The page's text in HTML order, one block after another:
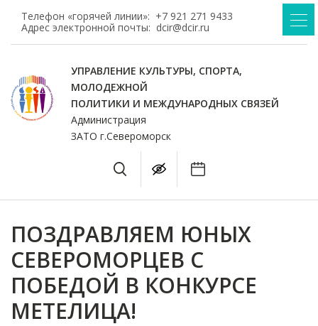
Телефон «горячей линии»: +7 921 271 9433
Адрес электронной почты: dcir@dcir.ru
УПРАВЛЕНИЕ КУЛЬТУРЫ, СПОРТА,
МОЛОДЕЖНОЙ
ПОЛИТИКИ И МЕЖДУНАРОДНЫХ СВЯЗЕЙ
Администрация
ЗАТО г.Североморск
ПОЗДРАВЛЯЕМ ЮНЫХ
СЕВЕРОМОРЦЕВ С
ПОБЕДОЙ В КОНКУРСЕ
МЕТЕЛИЦА!